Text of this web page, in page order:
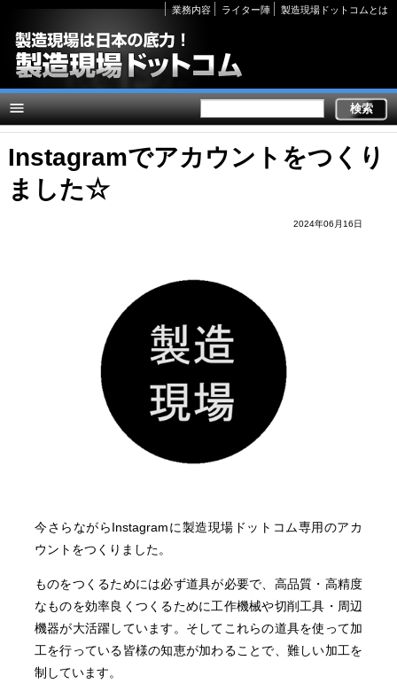
Secondary
links
業務内容 ライター陣 製造現場ドットコムとは
Instagramでアカウントをつくり
ました☆
2024年06月16日
今さらながらInstagramに製造現場ドットコム専用のアカ
ウントをつくりました。
ものをつくるためには必ず道具が必要で、高品質・高精度
なものを効率良くつくるために工作機械や切削工具・周辺
機器が大活躍しています。そしてこれらの道具を使って加
工を行っている皆様の知恵が加わることで、難しい加工を
制しています。